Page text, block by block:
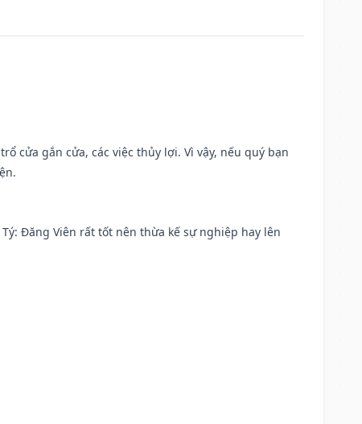
cửa gắn cửa, các việc thủy lợi. Vì vậy, nếu quý bạn
Đăng Viên rất tốt nên thừa kế sự nghiệp hay lên